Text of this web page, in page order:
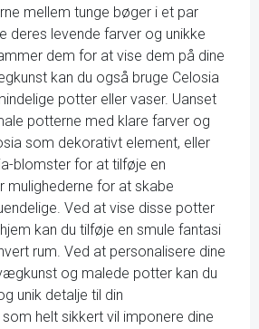
mellem tunge bøger i et par
deres levende farver og unikke
dem for at vise dem på dine
kan du også bruge Celosia
potter eller vaser. Uanset
potterne med klare farver og
som dekorativt element, eller
blomster for at tilføje en
mulighederne for at skabe
Ved at vise disse potter
kan du tilføje en smule fantasi
rum. Ved at personalisere dine
og malede potter kan du
unik detalje til din
helt sikkert vil imponere dine